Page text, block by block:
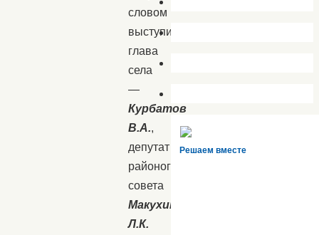
словом
выступили:
глава
села
—
Курбатов
В.А.,
депутат
районого
совета
Макухина
Л.К.
Решаем вместе